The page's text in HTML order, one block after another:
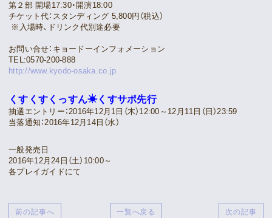
Meeting Room
Playlist
あとがき
第２部 開場17:30・開演18:00
チケット代：スタンディング 5,800円（税込）
※入場時、ドリンク代別途必要
お問い合せ：キョードーインフォメーション
TEL:0570-200-888
http://www.kyodo-osaka.co.jp
くすくすくっすん☀くすサポ先行
抽選エントリー：2016年12月1日（木）12:00～12月11日（日）23:59
当落通知：2016年12月14日（水）
一般発売日
2016年12月24日（土）10:00～
各プレイガイドにて
次の記事
一覧へ戻る
前の記事へ